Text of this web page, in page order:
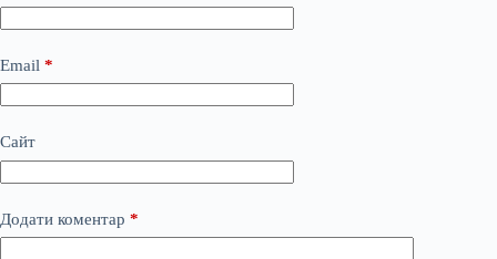
Email *
Сайт
Додати коментар *